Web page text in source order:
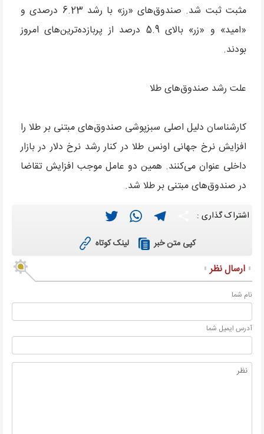
مثبت ثبت شد. صندوق‌های «رز» با رشد 6.23 درصدی و
«امید» و «زر» بالای 5.9 درصد از پربازده‌ترین‌های امروز
بودند.
علت رشد صندوق‌های طلا
کارشناسان دلیل اصلی سبزپوشی صندوق‌های مبتنی بر طلا را
افزایش نرخ جهانی اونس طلا در کنار رشد نرخ دلار در بازار
داخلی عنوان می‌کنند. همین دو عامل موجب افزایش تقاضا
در صندوق‌های مبتنی بر طلا شد.
اشتراک گذاری : Twitter
WhatsAppTelegram
کپی متن خبر لینک کوتاه
ارسال نظر
نام شما
آدرس ايميل شما